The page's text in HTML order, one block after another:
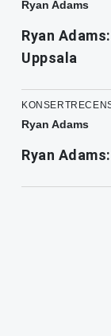
Ryan Adams
Ryan
Uppsala
Ryan Adams
Ryan